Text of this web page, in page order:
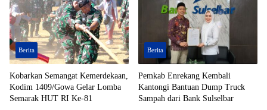
Berita
Kobarkan Semangat Kemerdekaan,
Kodim 1409/Gowa Gelar Lomba
Semarak HUT RI Ke-81
Berita
Pemkab Enrekang Kembali
Kantongi Bantuan Dump Truck
Sampah dari Bank Sulselbar